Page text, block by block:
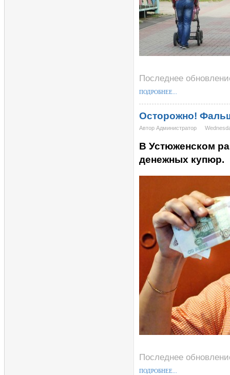
Последнее
ПОДРОБНЕЕ...
Осторожно!
Автор Администратор
В Устюженском
денежных купюр.
Последнее
ПОДРОБНЕЕ...